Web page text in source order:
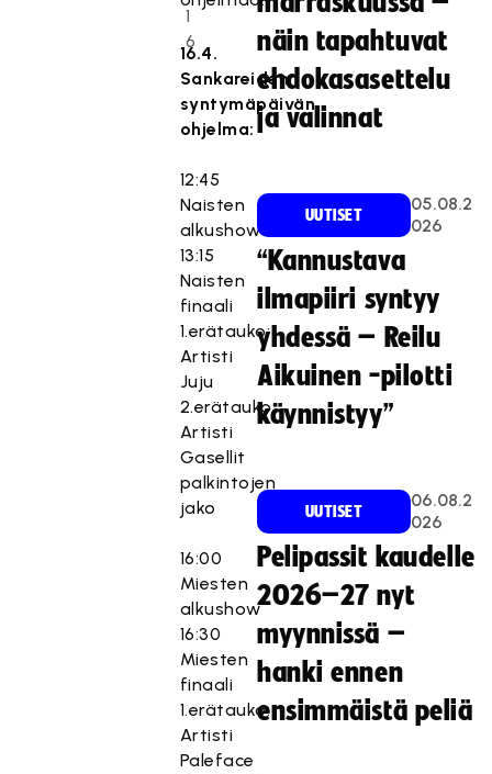
1
6
16.4.
Sankareiden
syntymäpäivän
ohjelma:
12:45
Naisten
alkushow
13:15
Naisten
finaali
1.erätauko:
Artisti
Juju
2.erätauko:
Artisti
Gasellit
palkintojen
jako
16:00
Miesten
alkushow
16:30
Miesten
finaali
1.erätauko:
Artisti
Paleface
näin tapahtuvat
ehdokasasettelu
ja valinnat
UUTISET
05.08.2
026
“Kannustava
ilmapiiri syntyy
yhdessä – Reilu
Aikuinen -pilotti
käynnistyy”
UUTISET
06.08.2
026
Pelipassit kaudelle
2026–27 nyt
myynnissä –
hanki ennen
ensimmäistä peliä